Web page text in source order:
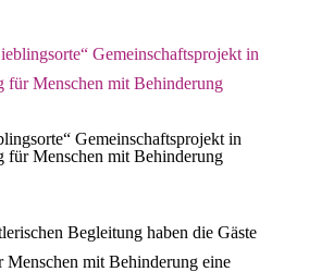
Gemeinschaftsprojekt in
für Menschen mit Behinderung
Begleitung haben die Gäste
Menschen mit Behinderung eine